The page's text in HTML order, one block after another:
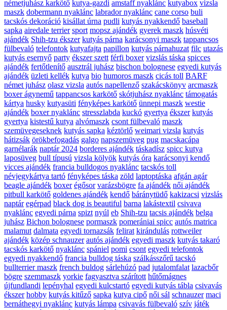
németjuhász karkötő kutya-gazdi amstaff nyaklánc kutyabox vizsla
maszk dobermann nyaklánc labrador nyaklánc cane corso buli
tacskós dekoráció kisállat úrna pudli kutyás nyakkendő baseball
sapka airedale terrier sport mopsz ajándék gyerek maszk húsvéti
ajándék Shih-tzu ékszer kutyás párna karácsonyi maszk tappancsos
fülbevaló telefontok kutyafajta papillon kutyás párnahuzat filc utazás
kutyás esernyő party ékszer szett férfi boxer vizslás táska spicces
ajándék fertőtlenítő ausztrál juhász bischon bolognese egyedi kutyás
ajándék üzleti kellék kutya bio humoros maszk cicás toll BARF
német juhász olasz vizsla autós napellenző szakácskönyv arcmaszk
boxer ágynemű tappancsos karkötő skótjuhász nyaklánc támogatás
kártya husky kutyasüti fényképes karkötő ünnepi maszk westie
ajándék boxer nyaklánc stresszlabda kuckó gyertya ékszer kutyás
gyertya kistestű kutya alvómaszk csont fülbevaló maszk
szemüvegeseknek kutyás sapka kéztörlő weimari vizsla kutyás
hátizsák örökbefogadás galgo napszemüveg pug macskacápa
garnélarák naptár 2024 borderes ajándék táskadísz spicc kutya
laposüveg bull típusú vizsla kölyök kutyás óra karácsonyi kendő
vicces ajándék francia bulldogos nyaklánc tacskós toll
névjegykártya tartó fényképes táska zöld laptoptáska afgán agár
beagle ajándék boxer égősor varázsbögre fa ajándék női ajándék
pitbull karkötő goldenes ajándék kendő báránytüdő kakizacsi vizslás
naptár egérpad black dog is beautiful barna lakástextil csivava
nyaklánc egyedi párna spizt nyúl eb Shih-tzu tacsis ajándék belga
juhász Bichon bolognese pormaszk pomerániai spicc autós matrica
malamut dalmata egyedi tornazsák felirat kirándulás rottweiler
ajándék közép schnauzer autós ajándék egyedi maszk kutyás takaró
tacskós karkötő nyaklánc spániel pomi csont egyedi telefontok
egyedi nyakkendő francia bulldog táska szálkásszőrű tacskó
bullterrier maszk french buldog sárlehúzó pad jutalomfalat lazacbőr
bögre szemmaszk yorkie fagyasztva szárított hűtőmágnes
újfundlandi lepényhal egyedi kulcstartó egyedi kutyás tábla csivavás
ékszer hobby kutyás kitűző sapka kutya cipő női sál schnauzer maci
bernáthegyi nyaklánc kutyás lámpa csivavás fülbevaló szív játék